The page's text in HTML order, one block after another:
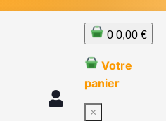
0 0,00 €
Votre
panier
×